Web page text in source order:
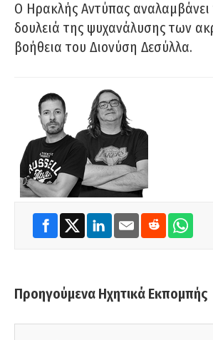
Ο Ηρακλής Αντύπας
δουλειά της ψυχανάλυσης των
βοήθεια του Διονύση Δεσύλλα.
Προηγούμενα Ηχητικά Εκπομπής